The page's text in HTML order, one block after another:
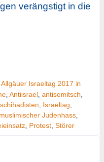
verängstigt in die
Allgäuer Israeltag 2017 in
, Antiisrael, antisemitsch,
, Israeltag,
muslimischer Judenhass,
, Protest, Störer